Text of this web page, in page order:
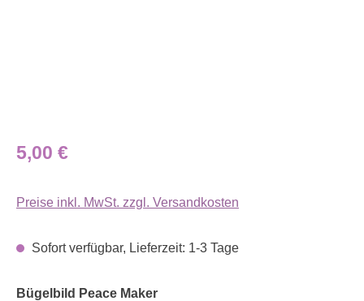
Regulärer Preis:
5,00 €
Preise inkl. MwSt. zzgl. Versandkosten
Sofort verfügbar, Lieferzeit: 1-3 Tage
Bügelbild Peace Makerauswählen